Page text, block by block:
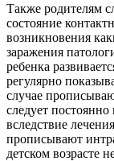
Также родителям
состояние
возникновения
заражения
ребенка
регулярно
случае
следует
вследствие
прописывают
детском возрасте